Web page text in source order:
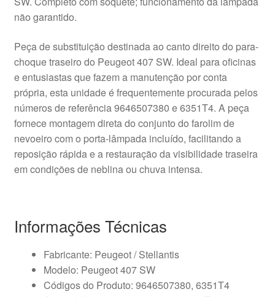
não garantido.
Peça de substituição destinada ao canto direito do para-
choque traseiro do Peugeot 407 SW. Ideal para oficinas
e entusiastas que fazem a manutenção por conta
própria, esta unidade é frequentemente procurada pelos
números de referência 9646507380 e 6351T4. A peça
fornece montagem direta do conjunto do farolim de
nevoeiro com o porta-lâmpada incluído, facilitando a
reposição rápida e a restauração da visibilidade traseira
em condições de neblina ou chuva intensa.
Informações Técnicas
Fabricante: Peugeot / Stellantis
Modelo: Peugeot 407 SW
Códigos do Produto: 9646507380, 6351T4